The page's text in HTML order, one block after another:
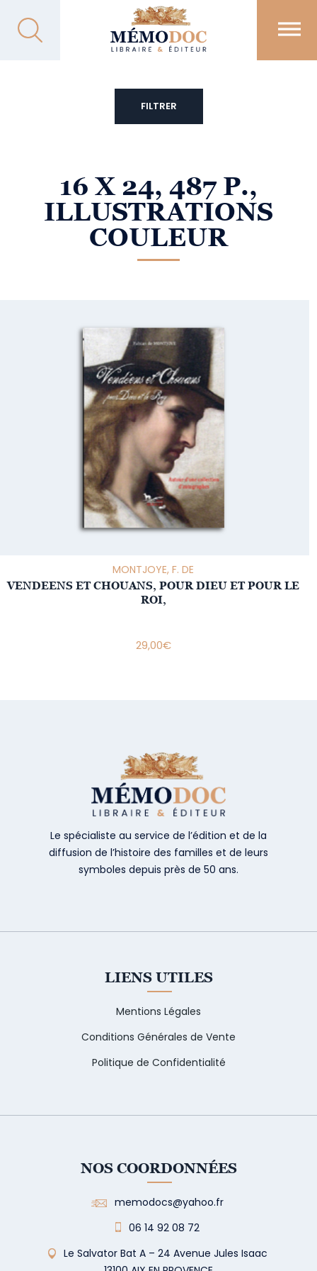
16 X 24, 487 P.,
ILLUSTRATIONS
COULEUR
MONTJOYE, F. DE
VENDEENS ET CHOUANS, POUR DIEU ET POUR LE
ROI,
29,00€
FILTRER
Le spécialiste au service de l’édition et de la
diffusion de l’histoire des familles et de leurs
symboles depuis près de 50 ans.
LIENS UTILES
Mentions Légales
Conditions Générales de Vente
Politique de Confidentialité
NOS COORDONNÉES
memodocs@yahoo.fr
06 14 92 08 72
Le Salvator Bat A – 24 Avenue Jules Isaac